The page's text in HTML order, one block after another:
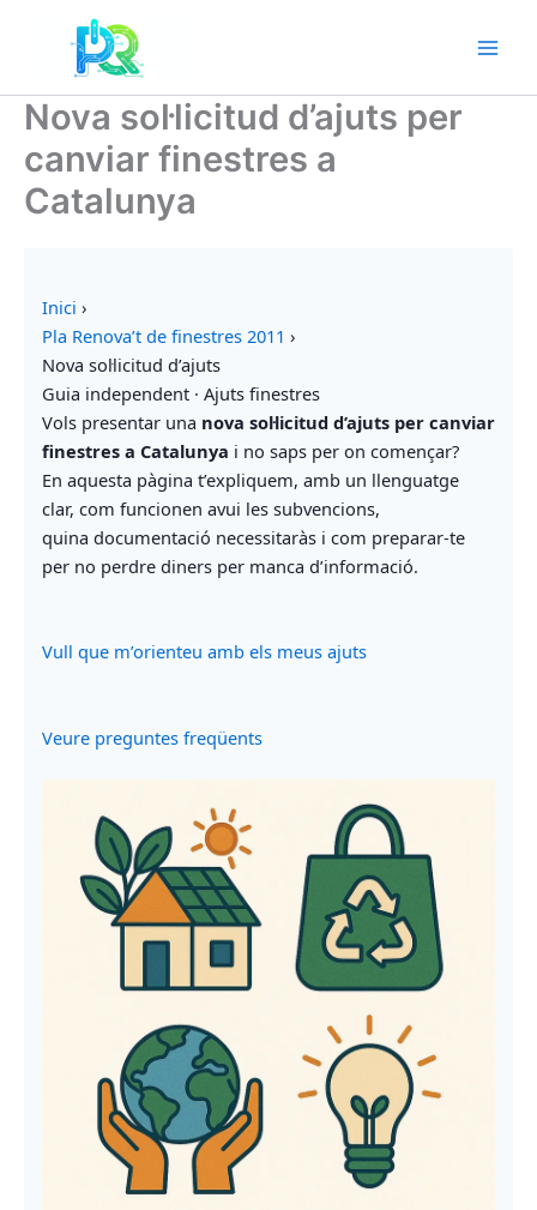
contingut
Nova sol·licitud d’ajuts per
canviar finestres a
Catalunya
Inici ›
Pla Renova’t de finestres 2011 ›
Nova sol·licitud d’ajuts
Guia independent · Ajuts finestres
Vols presentar una nova sol·licitud d’ajuts per canviar
finestres a Catalunya i no saps per on començar?
En aquesta pàgina t’expliquem, amb un llenguatge
clar, com funcionen avui les subvencions,
quina documentació necessitaràs i com preparar-te
per no perdre diners per manca d’informació.
Vull que m’orienteu amb els meus ajuts
Veure preguntes freqüents